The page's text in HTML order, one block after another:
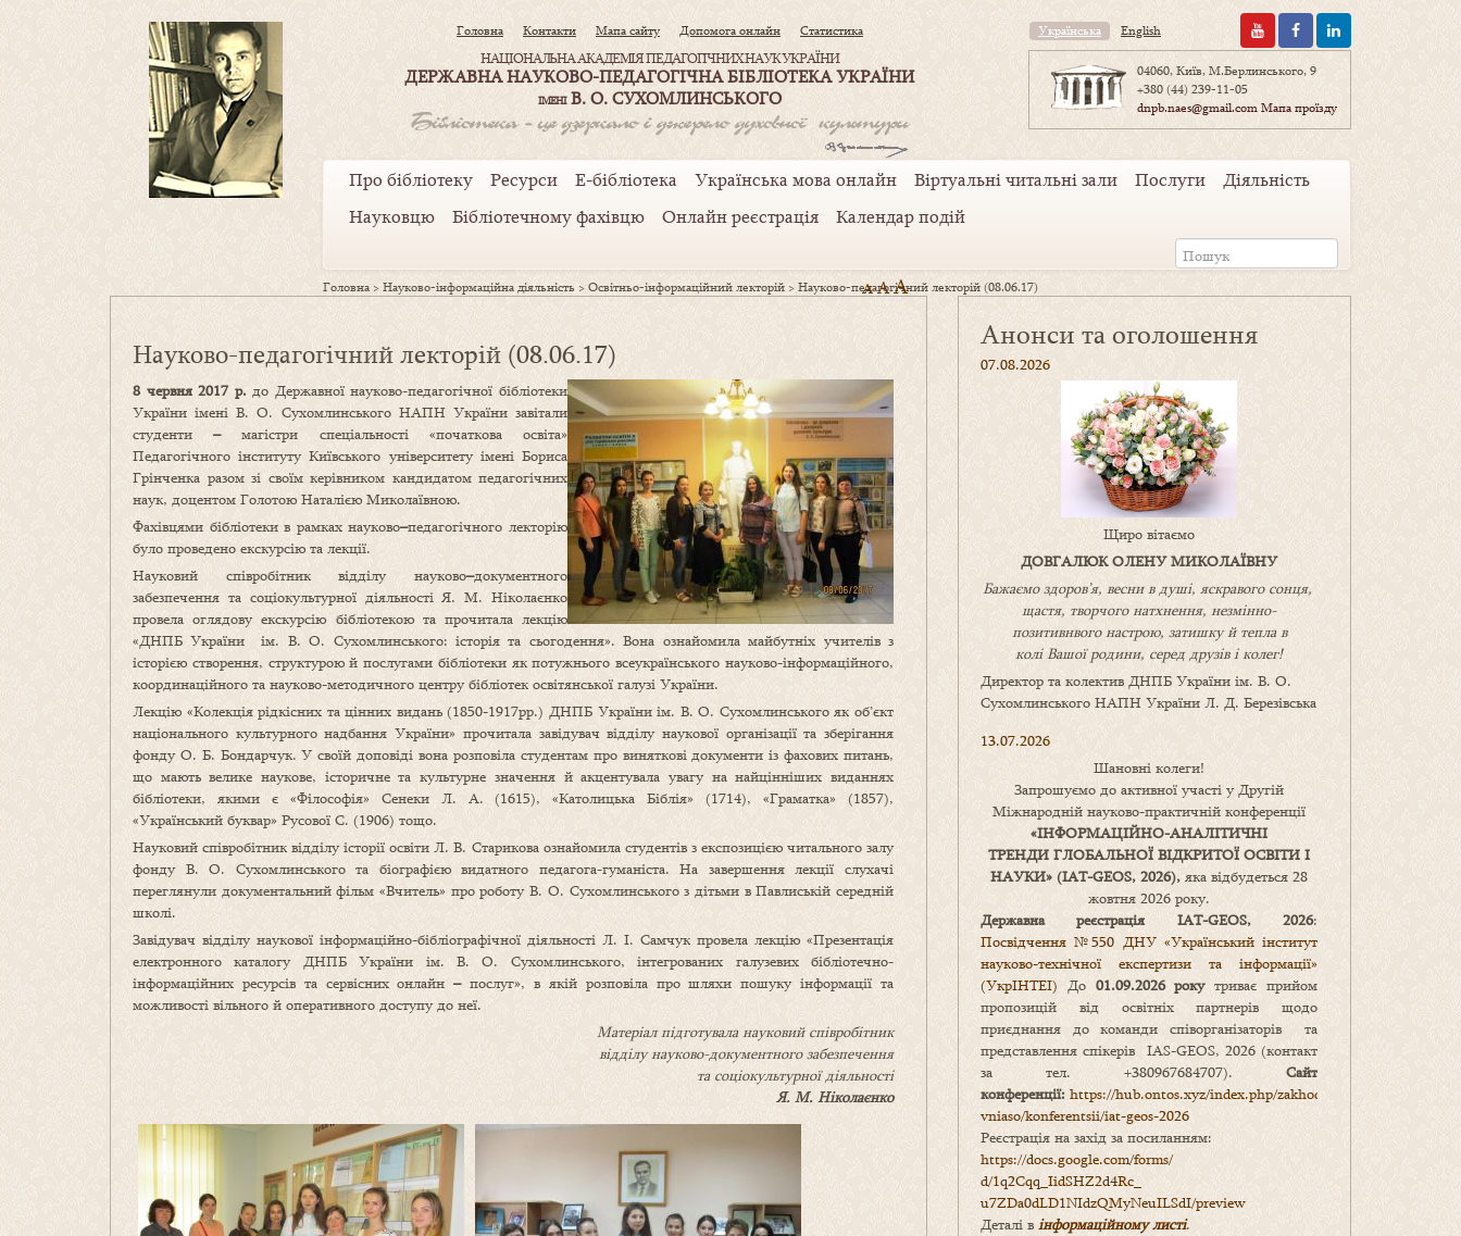
Головна Контакти Мапа сайту Допомога онлайн Статистика
НАЦІОНАЛЬНА АКАДЕМІЯ ПЕДАГОГІЧНИХ НАУК УКРАЇНИ
ДЕРЖАВНА НАУКОВО-ПЕДАГОГІЧНА БІБЛІОТЕКА УКРАЇНИ
ІМЕНІВ. О. СУХОМЛИНСЬКОГО
Українська English
04060, Київ, М.Берлинського, 9
+380 (44) 239-11-05
dnpb.naes@gmail.comМапа проїзду
Про бібліотеку Ресурси Е-бібліотека Українська мова онлайн Віртуальні читальні зали Послуги
Діяльність
Науковцю
Бібліотечному фахівцю Онлайн реєстрація Календар подій
Головна >Науково-інформаційна діяльність >Освітньо-інформаційний лекторій >Науково-педагогічний лекторій (08.06.17)
A AA
Науково-педагогічний лекторій (08.06.17)
8 червня 2017 р. до Державної науково-педагогічної бібліотеки
України імені В. О. Сухомлинського НАПН України завітали
студенти–магістри спеціальності «початкова освіта»
Педагогічного інституту Київського університету імені Бориса
Грінченка разом зі своїм керівником кандидатом педагогічних
наук, доцентом Голотою Наталією Миколаївною.
Фахівцями бібліотеки в рамках науково–педагогічного лекторію
було проведено екскурсію та лекції.
Науковий співробітник відділу науково–документного
забезпечення та соціокультурної діяльності Я. М. Ніколаєнко
провела оглядову екскурсію бібліотекою та прочитала лекцію
«ДНПБ України ім. В. О. Сухомлинського: історія та сьогодення». Вона ознайомила майбутніх учителів з
історією створення, структурою й послугами бібліотеки як потужнього всеукраїнського науково-інформаційного,
координаційного та науково-методичного центру бібліотек освітянської галузі України.
Лекцію «Колекція рідкісних та цінних видань (1850-1917рр.) ДНПБ України ім. В. О. Сухомлинського як об’єкт
національного культурного надбання України» прочитала завідувач відділу наукової організації та зберігання
фонду О. Б. Бондарчук. У своїй доповіді вона розповіла студентам про виняткові документи із фахових питань,
що мають велике наукове, історичне та культурне значення й акцентувала увагу на найцінніших виданнях
бібліотеки, якими є «Філософія» Сенеки Л. А. (1615), «Католицька Біблія» (1714), «Граматка» (1857),
«Український буквар» Русової С. (1906) тощо.
Науковий співробітник відділу історії освіти Л. В. Старикова ознайомила студентів з експозицією читального залу
фонду В. О. Сухомлинського та біографією видатного педагога-гуманіста. На завершення лекції слухачі
переглянули документальний фільм «Вчитель» про роботу В. О. Сухомлинського з дітьми в Павлиській середній
школі.
Завідувач відділу наукової інформаційно-бібліографічної діяльності Л. І. Самчук провела лекцію «Презентація
електронного каталогу ДНПБ України ім. В. О. Сухомлинського, інтегрованих галузевих бібліотечно-
інформаційних ресурсів та сервісних онлайн –послуг», в якій розповіла про шляхи пошуку інформації та
можливості вільного й оперативного доступу до неї.
Матеріал підготувала науковий співробітник
відділу науково-документного забезпечення
та соціокультурної діяльності
Я. М. Ніколаєнко
Анонси та оголошення
07.08.2026
Щиро вітаємо
ДОВГАЛЮК ОЛЕНУ МИКОЛАЇВНУ
Бажаємо здоров’я, весни в душі, яскравого сонця,
щастя, творчого натхнення, незмінно-
позитивнвого настрою, затишкуйтепла в
коліВашоїродини, серед друзів і колег!
Директор та колектив ДНПБ України ім. В. О.
Сухомлинського НАПН України Л. Д. Березівська
13.07.2026
Шановні колеги!
Запрошуємо до активної участі у Другій
Міжнародній науково-практичній конференції
«ІНФОРМАЦІЙНО-АНАЛІТИЧНІ
ТРЕНДИ ГЛОБАЛЬНОЇ ВІДКРИТОЇ ОСВІТИ І
НАУКИ» (IAT-GEOS, 2026), яка відбудеться 28
жовтня 2026 року.
Державна реєстрація IAT-GEOS, 2026:
Посвідчення №550 ДНУ «Український інститут
науково-технічної експертизи та інформації»
(УкрІНТЕІ) До 01.09.2026 рокутриває прийом
пропозицій від освітніх партнерів щодо
приєднання до команди співорганізаторів та
представлення спікерів IAS-GEOS, 2026 (контакт
за тел. +380967684707). Сайт
конференції: https://hub.ontos.xyz/index.php/zakhody-
vniaso/konferentsii/iat-geos-2026
Реєстрація на захід за посиланням:
https://docs.google.com/forms/
d/1q2Cqq_IidSHZ2d4Rc_
u7ZDa0dLD1NIdzQMyNeuILSdI/preview
Деталі в інформаційному листі.